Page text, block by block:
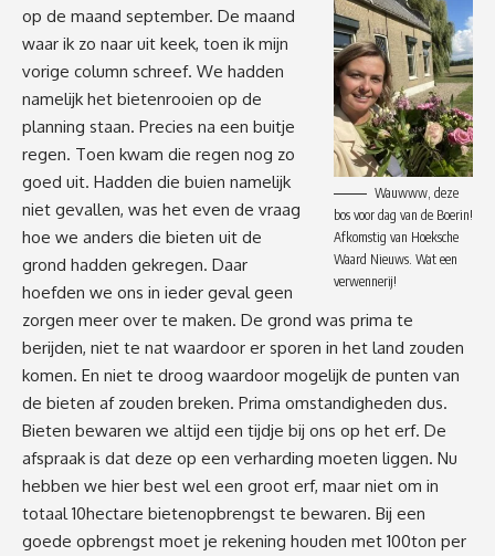
Wauwww, deze
bos voor dag van de Boerin!
Afkomstig van Hoeksche
Waard Nieuws. Wat een
verwennerij!
op de maand september. De maand
waar ik zo naar uit keek, toen ik mijn
vorige column schreef. We hadden
namelijk het bietenrooien op de
planning staan. Precies na een buitje
regen. Toen kwam die regen nog zo
goed uit. Hadden die buien namelijk
niet gevallen, was het even de vraag
hoe we anders die bieten uit de
grond hadden gekregen. Daar
hoefden we ons in ieder geval geen
zorgen meer over te maken. De grond was prima te
berijden, niet te nat waardoor er sporen in het land zouden
komen. En niet te droog waardoor mogelijk de punten van
de bieten af zouden breken. Prima omstandigheden dus.
Bieten bewaren we altijd een tijdje bij ons op het erf. De
afspraak is dat deze op een verharding moeten liggen. Nu
hebben we hier best wel een groot erf, maar niet om in
totaal 10hectare bietenopbrengst te bewaren. Bij een
goede opbrengst moet je rekening houden met 100ton per